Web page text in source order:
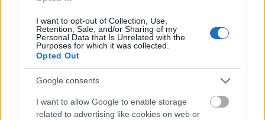
I want to opt-out of Collection, Use,
Retention, Sale, and/or Sharing of my
Personal Data that Is Unrelated with the
Purposes for which it was collected.
Opted Out
Google consents
I want to allow Google to enable storage
related to advertising like cookies on web or
A friss interjúkban újra rendkívüli
szerénysége és józansága mutatkozott
meg. Többek között sorra cáfolta a róla
szárnyra kelt legendákat, és határozottan
tiltakozott a sztár megjelölés ellen azzal,
A Komszomolszkaja Pravda című lapnak
egyebek között elmondta: Magyarországra